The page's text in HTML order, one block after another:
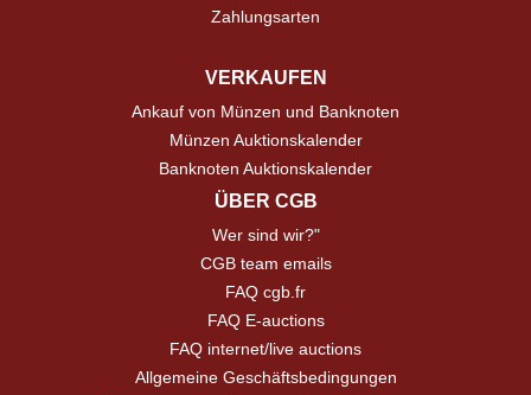
Zahlungsarten
VERKAUFEN
Ankauf von Münzen und Banknoten
Münzen Auktionskalender
Banknoten Auktionskalender
ÜBER CGB
Wer sind wir?"
CGB team emails
FAQ cgb.fr
FAQ E-auctions
FAQ internet/live auctions
Allgemeine Geschäftsbedingungen